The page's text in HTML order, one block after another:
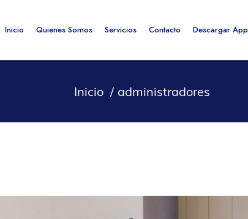
Inicio Quienes Somos Servicios Contacto Descargar App
Inicio administradores